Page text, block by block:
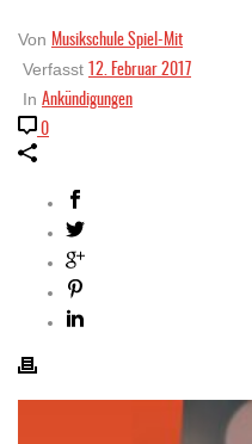
Von Musikschule Spiel-Mit
Verfasst 12. Februar 2017
In Ankündigungen
0